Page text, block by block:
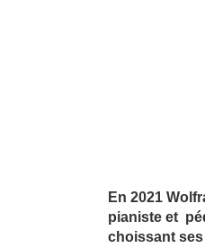
En 2021
pianiste et
choissant